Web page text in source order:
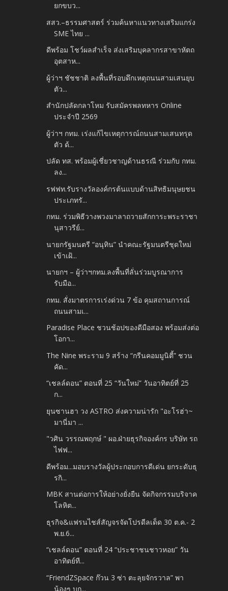
ยกขบว...
สสว.–ธรรมศาสตร์ ร่วมค้นหาแนวทางเสริมแกร่ง
SME ไทย ...
ดีพร้อม โชว์ผลสำเร็จ ส่งเสริมบุคลากรสาขาหัตถ
อุตสาห...
ผู้ว่าฯ ชัชชาติ ลงพื้นที่รอบดึกเหตุถนนสามเสนยุบ
ตัว...
สำนักปลัดกลาโหม รับสมัครพลทหาร Online
ประจำปี 2569
ผู้ว่าฯ กทม. เร่งแก้ไขเหตุการณ์ถนนสามเสนทรุด
ตัว ด้...
ปลัด ทส. พร้อมผู้เชี่ยวชาญด้านธรณี ร่วมกับ กทม.
ลง...
รฟฟท.รับรางวัลองค์กรต้นแบบด้านสิทธิมนุษยชน
ประเภทรั...
กทม. ร่วมพิธีวางพวงมาลาถวายสักการะพระราชา
นุสาวรีย์...
นายกรัฐมนตรี “อนุทิน” นำคณะรัฐมนตรีชุดใหม่
เข้าเฝ้...
นายกฯ – ผู้ว่าฯกทม.ลงพื้นที่ลั่นร่วมบูรณาการ
รับมือ...
กทม. สั่งมาตรการเร่งด่วน 7 ข้อ คุมสถานการณ์
ถนนสามเ...
Paradise Place ชวนช้อปของดีมือสอง พร้อมส่งต่อ
โอกา...
The Nine พระราม 9 สร้าง “กรีนคอมมูนิตี้” ชวน
คัด...
“เชลล์ดอน” ตอนที่ 25 “วันใหม่” วันอาทิตย์ที่ 25
ก...
ยุนซานฮา วง ASTRO ส่งความน่ารัก "อะโรฮ่า~
มานี่มา ...
"วศิน วรรณพฤกษ์ " ผอ.ฝ่ายธุรกิจองค์กร บริษัท รถ
ไฟฟ...
ดีพร้อม...มอบรางวัลผู้ประกอบการดีเด่น ยกระดับธุ
รกิ...
MBK สานต่อการให้อย่างยั่งยืน จัดกิจกรรมบริจาค
โลหิต...
ธุรกิจ&แฟรนไชส์สัญจรจัดโปรดีลเด็ด 30 ต.ค.- 2
พ.ย.6...
“เชลล์ดอน” ตอนที่ 24 “ประชาชนชาวหอย” วัน
อาทิตย์ที...
“FriendZSpace ก๊วน 3 ซ่า ตะลุยจักรวาล” พา
น้องๆ บุก...